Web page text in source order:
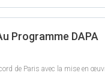
Programme DAPA
de Paris avec la mise en